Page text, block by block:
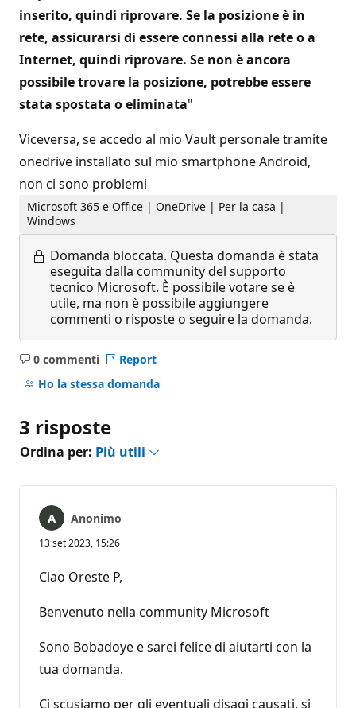
inserito, quindi riprovare. Se la posizione è in
rete, assicurarsi di essere connessi alla rete o a
Internet, quindi riprovare. Se non è ancora
possibile trovare la posizione, potrebbe essere
stata spostata o eliminata"
Viceversa, se accedo al mio Vault personale tramite
onedrive installato sul mio smartphone Android,
non ci sono problemi
Microsoft 365 e Office | OneDrive | Per la casa |
Windows
Domanda bloccata. Questa domanda è stata
eseguita dalla community del supporto
tecnico Microsoft. È possibile votare se è
utile, ma non è possibile aggiungere
commenti o risposte o seguire la domanda.
0 commenti
Nessun
commento
Report
Ho la stessa domanda
3 risposte
Ordina per: Più utili
Anonimo
13 set 2023, 15:26
Ciao Oreste P,
Benvenuto nella community Microsoft
Sono Bobadoye e sarei felice di aiutarti con la
tua domanda.
Ci scusiamo per gli eventuali disagi causati, si